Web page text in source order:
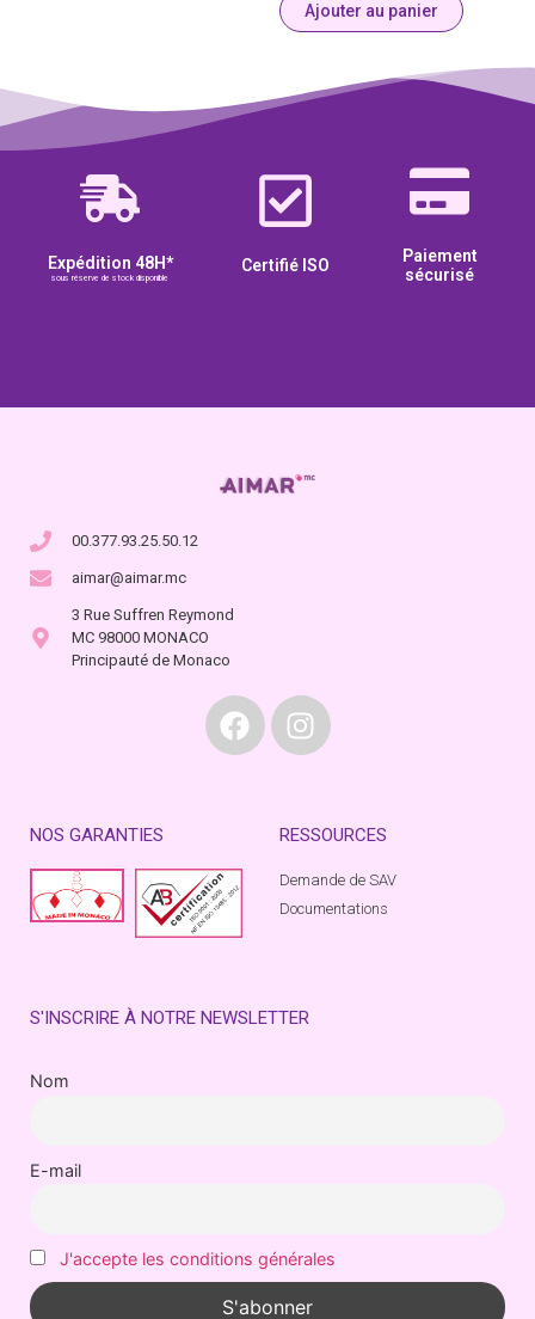
Ajouter au panier
Expédition 48H*
sous réserve de stock disponible
Certifié ISO
Paiement
sécurisé
00.377.93.25.50.12
aimar@aimar.mc
3 Rue Suffren Reymond
MC 98000 MONACO
Principauté de Monaco
NOS GARANTIES RESSOURCES
Demande de SAV
Documentations
S'INSCRIRE À NOTRE NEWSLETTER
Nom
E-mail
J'accepte les conditions générales